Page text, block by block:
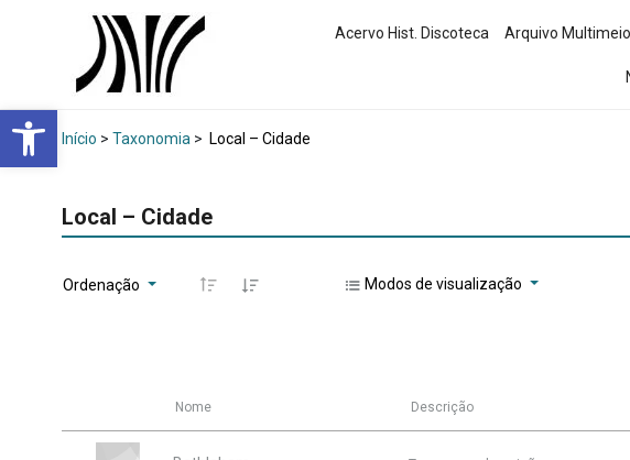
Abrir a barra de ferramentas
Acervo Hist. Discoteca Arquivo
Início > Taxonomia > Local – Cidade
Local – Cidade
Ordenação Modos de visualização
Nome Descrição